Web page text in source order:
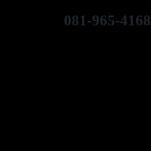
081-965-4168